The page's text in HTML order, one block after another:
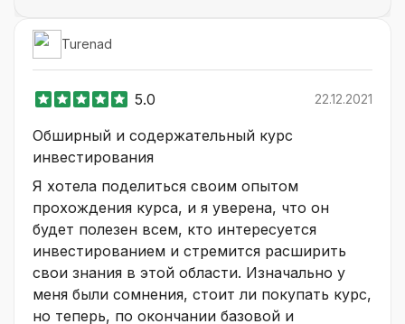
Turenad
5.0 22.12.2021
Обширный и содержательный курс
инвестирования
Я хотела поделиться своим опытом
прохождения курса, и я уверена, что он
будет полезен всем, кто интересуется
инвестированием и стремится расширить
свои знания в этой области. Изначально у
меня были сомнения, стоит ли покупать курс,
но теперь, по окончании базовой и